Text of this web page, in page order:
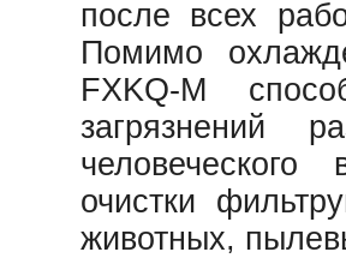
после всех
Помимо
FXKQ-M
загрязнений
очистки
животных,